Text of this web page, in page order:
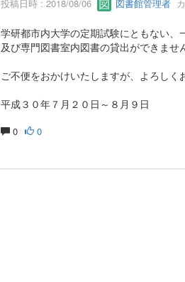
投稿日時 : 2018/08/06 図書館管理者カ
学研都市内大学の定期試験にともない
及び専門図書室内図書の貸出ができませ
ご不便をおかけいたしますが、よろしく
平成３０年７月２０日～８月９日
0 0